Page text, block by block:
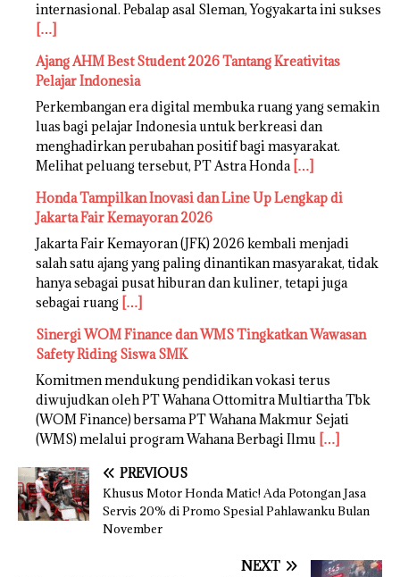
internasional. Pebalap asal Sleman, Yogyakarta ini sukses
[…]
Ajang AHM Best Student 2026 Tantang Kreativitas
Pelajar Indonesia
Perkembangan era digital membuka ruang yang semakin
luas bagi pelajar Indonesia untuk berkreasi dan
menghadirkan perubahan positif bagi masyarakat.
Melihat peluang tersebut, PT Astra Honda […]
Honda Tampilkan Inovasi dan Line Up Lengkap di
Jakarta Fair Kemayoran 2026
Jakarta Fair Kemayoran (JFK) 2026 kembali menjadi
salah satu ajang yang paling dinantikan masyarakat, tidak
hanya sebagai pusat hiburan dan kuliner, tetapi juga
sebagai ruang […]
Sinergi WOM Finance dan WMS Tingkatkan Wawasan
Safety Riding Siswa SMK
Komitmen mendukung pendidikan vokasi terus
diwujudkan oleh PT Wahana Ottomitra Multiartha Tbk
(WOM Finance) bersama PT Wahana Makmur Sejati
(WMS) melalui program Wahana Berbagi Ilmu […]
PREVIOUS
Khusus Motor Honda Matic! Ada Potongan Jasa
Servis 20% di Promo Spesial Pahlawanku Bulan
November
NEXT